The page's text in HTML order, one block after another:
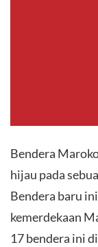
Bendera
hijau pada
Bendera baru
kemerdekaan
17 bendera ini